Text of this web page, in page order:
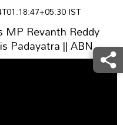
IST
Revanth Reddy
Padayatra || ABN